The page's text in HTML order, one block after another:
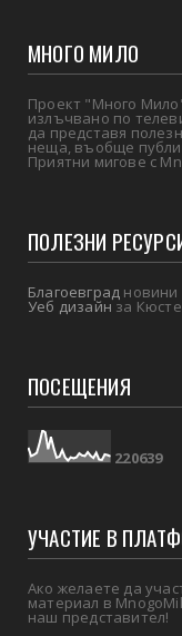
МНОГО МИЛО
Проект "Много
излъчвано по
да представя
неща, въобще
Приятни мигове с
ПОЛЕЗНИ
Благоевград новини
Уеб дизайнза
ПОСЕЩЕНИЯ
220639
УЧАСТИЕ В
Ако желаете да
материал в
наш представител!